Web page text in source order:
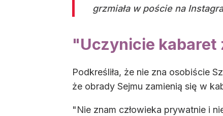
grzmiała w poście na
"Uczynicie kabaret
Podkreśliła, że nie zna osobiście
że obrady Sejmu zamienią się w
"Nie znam człowieka prywatnie i